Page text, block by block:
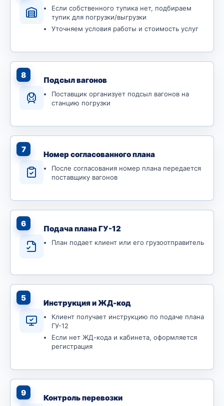
Если собственного тупика нет, подбираем
тупик для погрузки/выгрузки
Уточняем условия работы и стоимость услуг
8
Подсыл вагонов
Поставщик организует подсыл вагонов на
станцию погрузки
7
Номер согласованного плана
После согласования номер плана передается
поставщику вагонов
6
Подача плана ГУ-12
План подает клиент или его грузоотправитель
5
Инструкция и ЖД-код
Клиент получает инструкцию по подаче плана
ГУ-12
Если нет ЖД-кода и кабинета, оформляется
регистрация
9
Контроль перевозки